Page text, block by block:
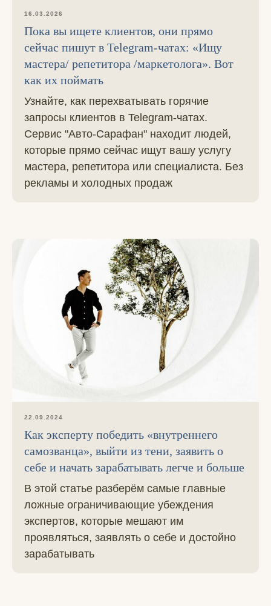
16.03.2026
Пока вы ищете клиентов, они прямо
сейчас пишут в Telegram-чатах: «Ищу
мастера/ репетитора /маркетолога». Вот
как их поймать
Узнайте, как перехватывать горячие
запросы клиентов в Telegram-чатах.
Сервис "Авто-Сарафан" находит людей,
которые прямо сейчас ищут вашу услугу
мастера, репетитора или специалиста. Без
рекламы и холодных продаж
22.09.2024
Как эксперту победить «внутреннего
самозванца», выйти из тени, заявить о
себе и начать зарабатывать легче и больше
В этой статье разберём самые главные
ложные ограничивающие убеждения
экспертов, которые мешают им
проявляться, заявлять о себе и достойно
зарабатывать